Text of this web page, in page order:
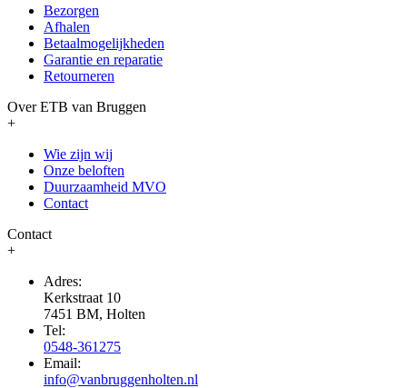
Bezorgen
Afhalen
Betaalmogelijkheden
Garantie en reparatie
Retourneren
Over ETB van Bruggen
+
Wie zijn wij
Onze beloften
Duurzaamheid MVO
Contact
Contact
+
Adres:
Kerkstraat 10
7451 BM, Holten
Tel:
0548-361275
Email:
info@vanbruggenholten.nl